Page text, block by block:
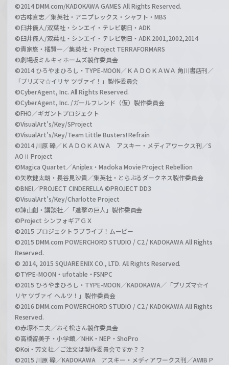
©2014 DMM.com/KADOKAWA GAMES All Rights Reserved.
©古味直志／集英社・アニプレックス・シャフト・MBS
©臼井儀人/双葉社・シンエイ・テレビ朝日・ADK
©臼井儀人/双葉社・シンエイ・テレビ朝日・ADK 2001,2002,2014
©貴家悠・橘賢一／集英社・Project TERRAFORMARS
©劇場版ミルキィホームズ製作委員会
©2014 ひろやまひろし・TYPE-MOON／ＫＡＤＯＫＡＷＡ 角川書店刊／
「プリズマ☆イリヤ ツヴァイ！」製作委員会
©CyberAgent, Inc. All Rights Reserved.
©CyberAgent, Inc. /ガールフレンド（仮）製作委員会
©FHO／ギガントプロジェクト
©VisualArt's/Key/SProject
©VisualArt's/Key/Team Little Busters! Refrain
©2014 川原 礫／ＫＡＤＯＫＡＷＡ アスキー・メディアワークス刊／S
AOⅡ Project
©Magica Quartet／Aniplex・Madoka Movie Project Rebellion
©矢吹健太朗・長谷見沙貴／集英社・とらぶるダークネス製作委員会
©BNEI／PROJECT CINDERELLA ©PROJECT DD3
©VisualArt's/Key/Charlotte Project
©諫山創・講談社／「進撃の巨人」製作委員会
©Project シンフォギアＧＸ
©2015 プロジェクトラブライブ！ムービー
©2015 DMM.com POWERCHORD STUDIO / C2 / KADOKAWA All Rights
Reserved.
© 2014, 2015 SQUARE ENIX CO., LTD. All Rights Reserved.
©TYPE-MOON・ufotable・FSNPC
©2015 ひろやまひろし・TYPE-MOON／KADOKAWA／「プリズマ☆イ
リヤ ツヴァイ ヘルツ！」製作委員会
©2016 DMM.com POWERCHORD STUDIO / C2 / KADOKAWA All Rights
Reserved.
©赤塚不二夫／おそ松さん製作委員会
©高橋留美子・小学館／NHK・NEP・ShoPro
©Koi・芳文社／ご注文は製作委員会ですか？？
©2015 川原 礫／KADOKAWA アスキー・メディアワークス刊／AWIB P